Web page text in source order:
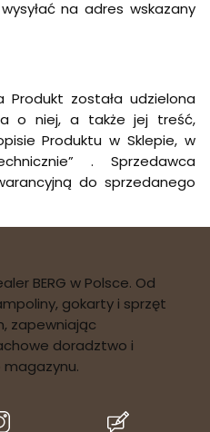
na adres wskazany
Produkt została udzielona
o niej, a także jej treść,
Produktu w Sklepie, w
. Sprzedawca
do sprzedanego
BERG w Polsce. Od
gokarty i sprzęt
zapewniając
doradztwo i
magazynu.
(Otwiera
(Otwiera